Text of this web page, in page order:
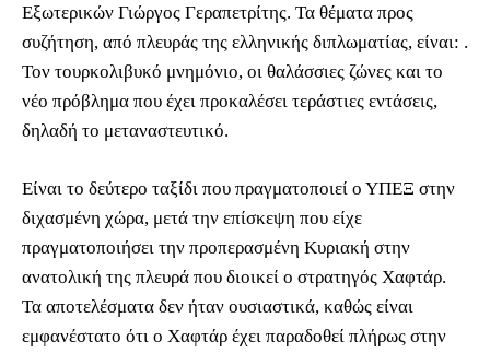
Εξωτερικών Γιώργος Γεραπετρίτης. Τα θέματα προς
συζήτηση, από πλευράς της ελληνικής διπλωματίας, είναι: .
Τον τουρκολιβυκό μνημόνιο, οι θαλάσσιες ζώνες και το
νέο πρόβλημα που έχει προκαλέσει τεράστιες εντάσεις,
δηλαδή το μεταναστευτικό.
Είναι το δεύτερο ταξίδι που πραγματοποιεί ο ΥΠΕΞ στην
διχασμένη χώρα, μετά την επίσκεψη που είχε
πραγματοποιήσει την προπερασμένη Κυριακή στην
ανατολική της πλευρά που διοικεί ο στρατηγός Χαφτάρ.
Τα αποτελέσματα δεν ήταν ουσιαστικά, καθώς είναι
εμφανέστατο ότι ο Χαφτάρ έχει παραδοθεί πλήρως στην